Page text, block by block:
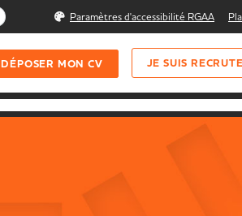
Rechercher Paramètres d'accessibilité RGAA
DÉPOSER MON CV JE SUIS